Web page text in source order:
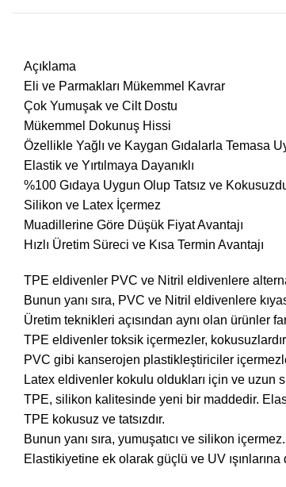
Açıklama
Eli ve Parmakları Mükemmel Kavrar
Çok Yumuşak ve Cilt Dostu
Mükemmel Dokunuş Hissi
Özellikle Yağlı ve Kaygan Gıdalarla Temasa
Elastik ve Yırtılmaya Dayanıklı
%100 Gıdaya Uygun Olup Tatsız ve
Silikon ve Latex İçermez
Muadillerine Göre Düşük Fiyat Avantajı
Hızlı Üretim Süreci ve Kısa Termin Avantajı
TPE eldivenler PVC ve Nitril eldivenlere
Bunun yanı sıra, PVC ve Nitril eldivenlere
Üretim teknikleri açısından aynı olan ürünler
TPE eldivenler toksik içermezler,
PVC gibi kanserojen plastikleştiriciler
Latex eldivenler kokulu oldukları için ve uzun
TPE, silikon kalitesinde yeni bir maddedir.
TPE kokusuz ve tatsızdır.
Bunun yanı sıra, yumuşatıcı ve silikon içermez.
Elastikiyetine ek olarak güçlü ve UV ışınlarına